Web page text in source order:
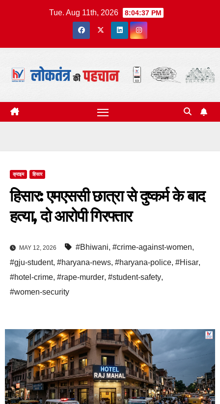
Tue. Aug 11th, 2026 8:04:38 PM
क्राइम हिसार
हिसार: एमएससी छात्रा से दुष्कर्म के बाद
हत्या, दो आरोपी गिरफ्तार
MAY 12, 2026 #Bhiwani, #crime-against-women,
#gju-student, #haryana-news, #haryana-police, #Hisar,
#hotel-crime, #rape-murder, #student-safety,
#women-security